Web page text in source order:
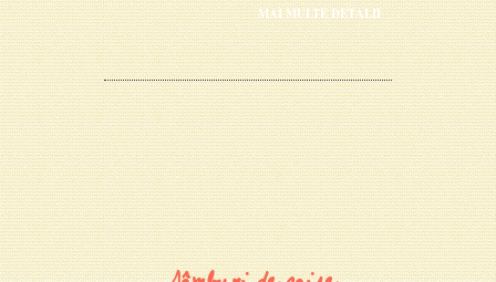
MAI MULTE DETALII